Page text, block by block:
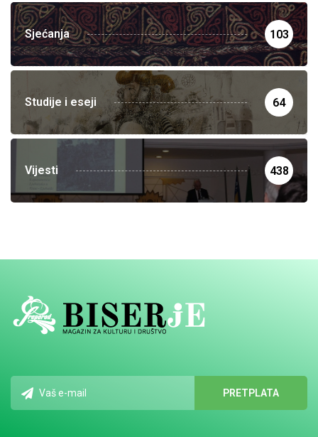
Sjećanja 103
Studije i eseji 64
Vijesti 438